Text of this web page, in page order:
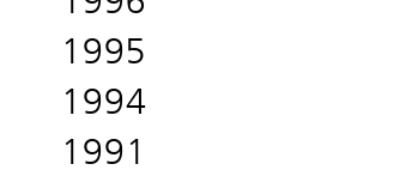
1995
1994
1991